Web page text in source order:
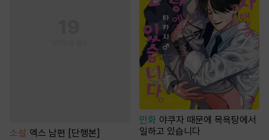
소설 엑스 남편 [단행본]
만화 야쿠자 때문에 목욕탕에서
일하고 있습니다